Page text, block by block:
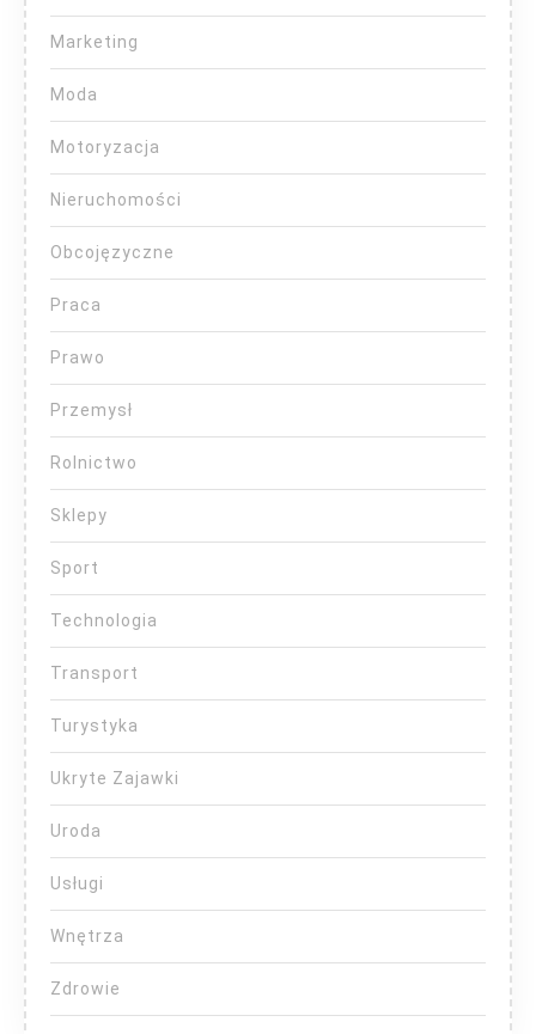
Marketing
Moda
Motoryzacja
Nieruchomości
Obcojęzyczne
Praca
Prawo
Przemysł
Rolnictwo
Sklepy
Sport
Technologia
Transport
Turystyka
Ukryte Zajawki
Uroda
Usługi
Wnętrza
Zdrowie